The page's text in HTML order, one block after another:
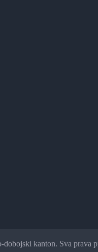
kanton. Sva prava